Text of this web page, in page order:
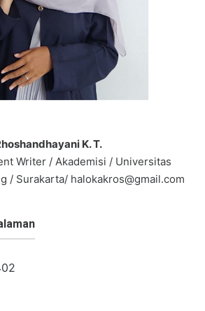
K. T.
Writer / Akademisi / Universitas
/ Surakarta/ halokakros@gmail.com